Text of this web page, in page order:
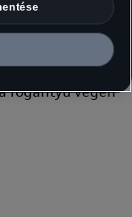
ernyőpanelen
fogantyú végén